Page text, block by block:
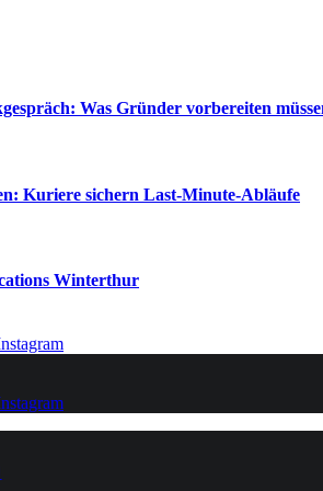
Was Gründer vorbereiten
Kuriere sichern Last-Minute-Abläufe
Winterthur